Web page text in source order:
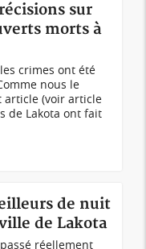
sur
morts à
crimes ont été
nous le
article (voir article
de Lakota ont fait
de nuit
de Lakota
réellement